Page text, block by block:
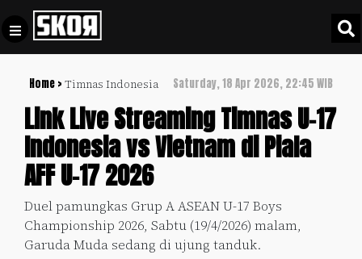
Home > Timnas Indonesia Saturday, 18 Apr 2026, 22:45 WIB
Link Live Streaming Timnas U-17
Indonesia vs Vietnam di Piala
AFF U-17 2026
Duel pamungkas Grup A ASEAN U-17 Boys
Championship 2026, Sabtu (19/4/2026) malam,
Garuda Muda sedang di ujung tanduk.
Football +
Culture +
Update
+
Timnas
Policy
Pedoman
Pemberitaan
Media
Siber
Disclaimer